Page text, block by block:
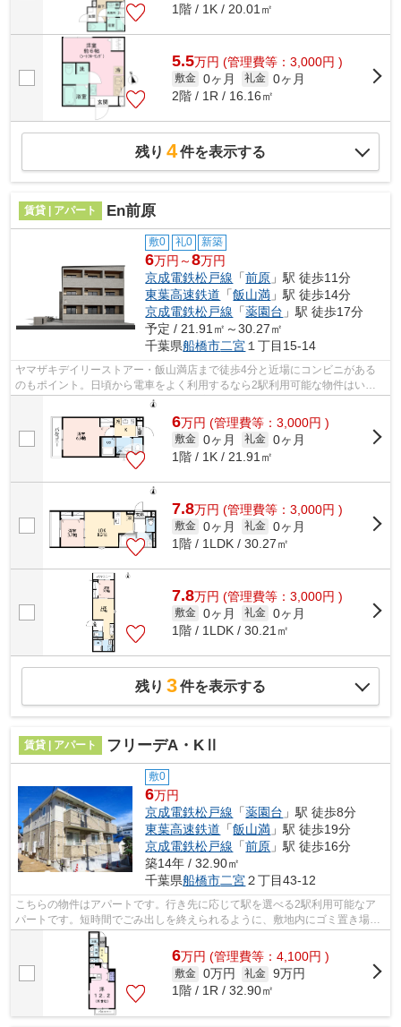
1階 / 1K / 20.01㎡
5.5万円 (管理費等：3,000円 )
敷金 0ヶ月 礼金 0ヶ月
2階 / 1R / 16.16㎡
残り 4件を表示する
賃貸 | アパート En前原
敷0 礼0 新築
6万円～8万円
京成電鉄松戸線 「前原 」駅 徒歩11分
東葉高速鉄道 「飯山満 」駅 徒歩14分
京成電鉄松戸線 「薬園台 」駅 徒歩17分
予定 / 21.91㎡～30.27㎡
千葉県船橋市二宮 １丁目15-14
ヤマザキデイリーストアー・飯山満店まで徒歩4分と近場にコンビニがある
のもポイント。日頃から電車をよく利用するなら2駅利用可能な物件はいか
がでしょうか。初期費用はカードで決済...
6万円 (管理費等：3,000円 )
敷金 0ヶ月 礼金 0ヶ月
1階 / 1K / 21.91㎡
7.8万円 (管理費等：3,000円 )
敷金 0ヶ月 礼金 0ヶ月
1階 / 1LDK / 30.27㎡
7.8万円 (管理費等：3,000円 )
敷金 0ヶ月 礼金 0ヶ月
1階 / 1LDK / 30.21㎡
残り 3件を表示する
賃貸 | アパート フリーデA・KⅡ
敷0
6万円
京成電鉄松戸線 「薬園台 」駅 徒歩8分
東葉高速鉄道 「飯山満 」駅 徒歩19分
京成電鉄松戸線 「前原 」駅 徒歩16分
築14年 / 32.90㎡
千葉県船橋市二宮２丁目43-12
こちらの物件はアパートです。行き先に応じて駅を選べる2駅利用可能なア
パートです。短時間でごみ出しを終えられるように、敷地内にゴミ置き場を
つけております。ATMに行かずとも、初...
6万円 (管理費等：4,100円 )
敷金 0万円 礼金 9万円
1階 / 1R / 32.90㎡